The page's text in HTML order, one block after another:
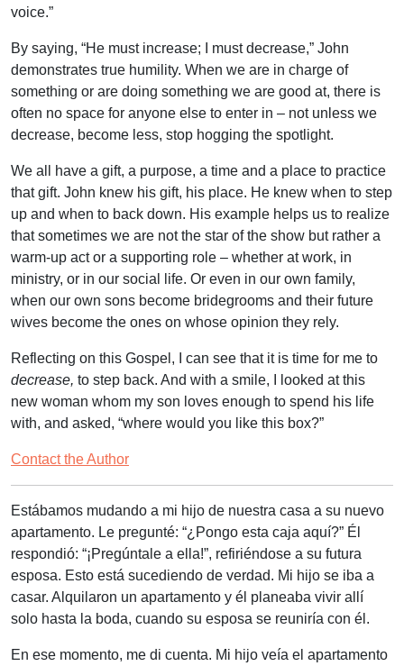
voice.”
By saying, “He must increase; I must decrease,” John
demonstrates true humility. When we are in charge of
something or are doing something we are good at, there is
often no space for anyone else to enter in – not unless we
decrease, become less, stop hogging the spotlight.
We all have a gift, a purpose, a time and a place to practice
that gift. John knew his gift, his place. He knew when to step
up and when to back down. His example helps us to realize
that sometimes we are not the star of the show but rather a
warm-up act or a supporting role – whether at work, in
ministry, or in our social life. Or even in our own family,
when our own sons become bridegrooms and their future
wives become the ones on whose opinion they rely.
Reflecting on this Gospel, I can see that it is time for me to
decrease, to step back. And with a smile, I looked at this
new woman whom my son loves enough to spend his life
with, and asked, “where would you like this box?”
Contact the Author
Estábamos mudando a mi hijo de nuestra casa a su nuevo
apartamento. Le pregunté: “¿Pongo esta caja aquí?” Él
respondió: “¡Pregúntale a ella!”, refiriéndose a su futura
esposa. Esto está sucediendo de verdad. Mi hijo se iba a
casar. Alquilaron un apartamento y él planeaba vivir allí
solo hasta la boda, cuando su esposa se reuniría con él.
En ese momento, me di cuenta. Mi hijo veía el apartamento